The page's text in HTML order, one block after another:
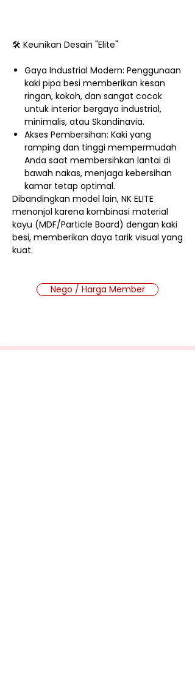
🛠️ Keunikan Desain "Elite"
Gaya Industrial Modern: Penggunaan
kaki pipa besi memberikan kesan
ringan, kokoh, dan sangat cocok
untuk interior bergaya industrial,
minimalis, atau Skandinavia.
Akses Pembersihan: Kaki yang
ramping dan tinggi mempermudah
Anda saat membersihkan lantai di
bawah nakas, menjaga kebersihan
kamar tetap optimal.
Dibandingkan model lain, NK ELITE
menonjol karena kombinasi material
kayu (MDF/Particle Board) dengan kaki
besi, memberikan daya tarik visual yang
kuat.
Nego / Harga Member